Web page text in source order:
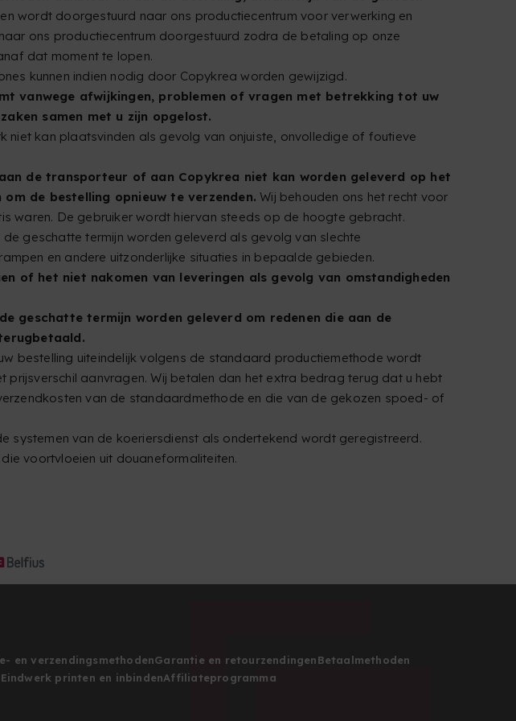
wordt doorgestuurd naar ons productiecentrum voor verwerking en
ons productiecentrum doorgestuurd zodra de betaling op onze
dat moment te lopen.
kunnen indien nodig door Copykrea worden gewijzigd.
vanwege afwijkingen, problemen of vragen met betrekking tot uw
samen met u zijn opgelost.
niet kan plaatsvinden als gevolg van onjuiste, onvolledige of foutieve
de transporteur of aan Copykrea niet kan worden geleverd op het
de bestelling opnieuw te verzenden. Wij behouden ons het recht voor
waren. De gebruiker wordt hiervan steeds op de hoogte gebracht.
geschatte termijn worden geleverd als gevolg van slechte
en andere uitzonderlijke situaties in bepaalde gebieden.
of het niet nakomen van leveringen als gevolg van omstandigheden
geschatte termijn worden geleverd om redenen die aan de
bestelling uiteindelijk volgens de standaard productiemethode wordt
aanvragen. Wij betalen dan het extra bedrag terug dat u hebt
van de standaardmethode en die van de gekozen spoed- of
van de koeriersdienst als ondertekend wordt geregistreerd.
voortvloeien uit douaneformaliteiten.
en verzendingsmethodenGarantie en retourzendingenBetaalmethoden
Eindwerk printen en inbindenAffiliateprogramma